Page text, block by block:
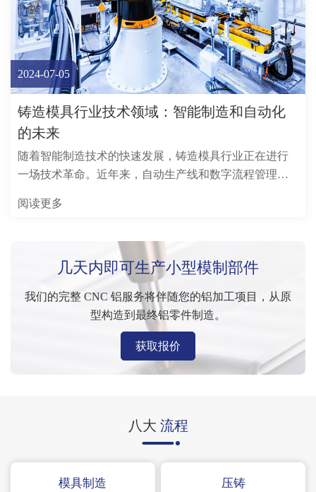
2024-07-05
铸造模具行业技术领域：智能制造和自动化
的未来
随着智能制造技术的快速发展，铸造模具行业正在进行
一场技术革命。近年来，自动生产线和数字流程管理已
中。
阅读更多
几天内即可生产小型模制部件
我们的完整 CNC 铝服务将伴随您的铝加工项目，从原
型构造到最终铝零件制造。
获取报价
八大 流程
模具制造 压铸